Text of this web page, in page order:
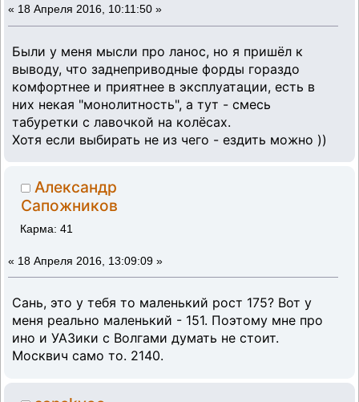
« 18 Апреля 2016, 10:11:50 »
Были у меня мысли про ланос, но я пришёл к
выводу, что заднеприводные форды гораздо
комфортнее и приятнее в эксплуатации, есть в
них некая "монолитность", а тут - смесь
табуретки с лавочкой на колёсах.
Хотя если выбирать не из чего - ездить можно ))
Александр
Сапожников
Карма: 41
« 18 Апреля 2016, 13:09:09 »
Сань, это у тебя то маленький рост 175? Вот у
меня реально маленький - 151. Поэтому мне про
ино и УАЗики с Волгами думать не стоит.
Москвич само то. 2140.